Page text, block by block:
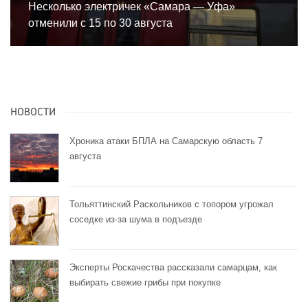
Несколько электричек «Самара — Уфа»
отменили с 15 по 30 августа
НОВОСТИ
Хроника атаки БПЛА на Самарскую область 7
августа
Тольяттинский Раскольников с топором угрожал
соседке из-за шума в подъезде
Эксперты Роскачества рассказали самарцам, как
выбирать свежие грибы при покупке